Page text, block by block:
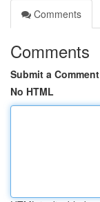
Comments
Comments
Submit a Comment
No HTML